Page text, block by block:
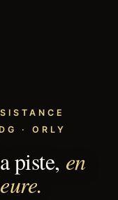
· ORLY
piste, en